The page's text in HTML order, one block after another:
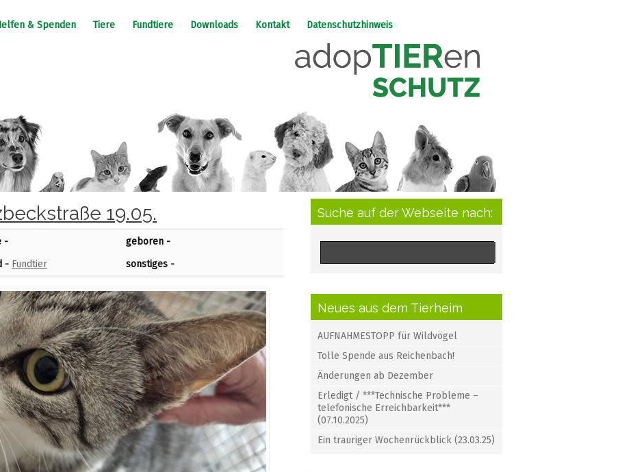
& Spenden Tiere Fundtiere Downloads Kontakt Datenschutzhinweis
19.05.
-
geboren -
- Fundtier sonstiges -
Suche auf der Webseite nach:
Neues aus dem Tierheim
AUFNAHMESTOPP für Wildvögel
Tolle Spende aus Reichenbach!
Änderungen ab Dezember
Erledigt / ***Technische Probleme –
telefonische Erreichbarkeit***
(07.10.2025)
Ein trauriger Wochenrückblick (23.03.25)